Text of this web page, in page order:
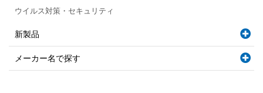
ウイルス対策・セキュリティ
新製品
メーカー名で探す